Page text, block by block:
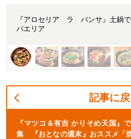
『アロセリア ラ パンサ』土鍋
パエリア
記事に
『マツコ＆有吉 かりそめ天国』
集 『おとなの週末』おススメ「